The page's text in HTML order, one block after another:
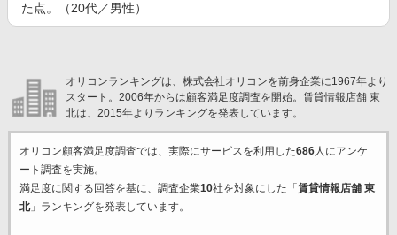
た点。（20代／男性）
オリコンランキングは、株式会社オリコンを前身企業に1967年より
スタート。2006年からは顧客満足度調査を開始。賃貸情報店舗 東
北は、2015年よりランキングを発表しています。
オリコン顧客満足度調査では、実際にサービスを利用した686人にアンケ
ート調査を実施。
満足度に関する回答を基に、調査企業10社を対象にした「 賃貸情報店舗 東
北」ランキングを発表しています。